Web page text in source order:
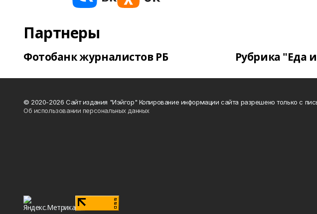
Партнеры
Фотобанк журналистов РБ Рубрика "Еда
© 2020-2026 Сайт издания "Иэйгор" Копирование информации сайта разрешено только с
Об использовании персональных данных